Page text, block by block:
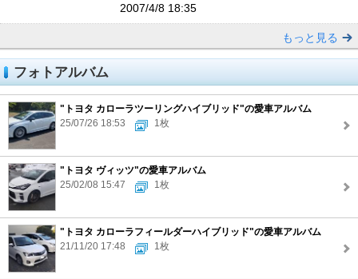
2007/4/8 18:35
もっと見る
フォトアルバム
"トヨタ カローラツーリングハイブリッド"の愛車アルバム
25/07/26 18:53
1枚
"トヨタ ヴィッツ"の愛車アルバム
25/02/08 15:47
1枚
"トヨタ カローラフィールダーハイブリッド"の愛車アルバム
21/11/20 17:48
1枚